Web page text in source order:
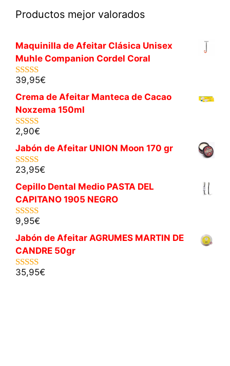
Productos mejor valorados
Maquinilla de Afeitar Clásica Unisex
Muhle Companion Cordel Coral
5.00de 5
39,95€
Crema de Afeitar Manteca de Cacao
Noxzema 150ml
5.00de 5
2,90€
Jabón de Afeitar UNION Moon 170 gr
5.00de 5
23,95€
Cepillo Dental Medio PASTA DEL
CAPITANO 1905 NEGRO
5.00de 5
9,95€
Jabón de Afeitar AGRUMES MARTIN DE
CANDRE 50gr
5.00de 5
35,95€